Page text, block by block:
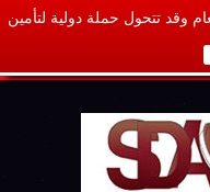
وقد تتحول حملة دولية لتأمين